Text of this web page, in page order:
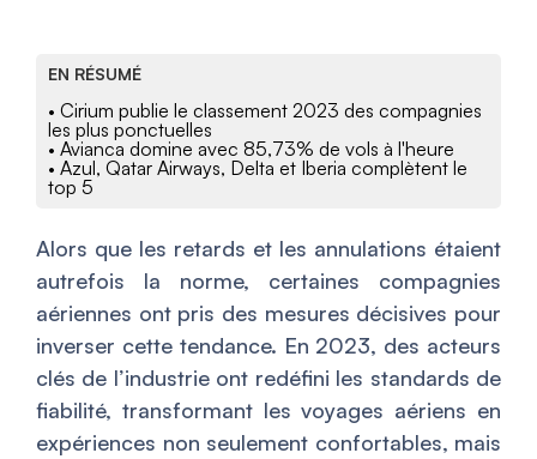
EN RÉSUMÉ
• Cirium publie le classement 2023 des compagnies
les plus ponctuelles
• Avianca domine avec 85,73% de vols à l'heure
• Azul, Qatar Airways, Delta et Iberia complètent le
top 5
Alors que les retards et les annulations étaient
autrefois la norme, certaines compagnies
aériennes ont pris des mesures décisives pour
inverser cette tendance. En 2023, des acteurs
clés de l’industrie ont redéfini les standards de
fiabilité, transformant les voyages aériens en
expériences non seulement confortables, mais